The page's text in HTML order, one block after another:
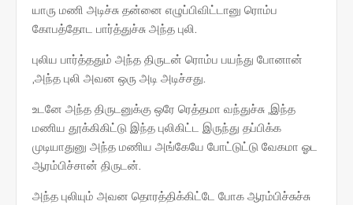
யாரு மணி அடிச்சு தன்னை எழுப்பிவிட்டானு ரொம்ப
கோபத்தோட பார்த்துச்சு அந்த புலி.
புலிய பார்த்ததும் அந்த திருடன் ரொம்ப பயந்து போனான்
,அந்த புலி அவன ஒரு அடி அடிச்சது.
உடனே அந்த திருடனுக்கு ஒரே ரெத்தமா வந்துச்சு ,இந்த
மணிய தூக்கிகிட்டு இந்த புலிகிட்ட இருந்து தப்பிக்க
முடியாதுனு அந்த மணிய அங்கேயே போட்டுட்டு வேகமா ஓட
ஆரம்பிச்சான் திருடன்.
அந்த புலியும் அவன தொரத்திக்கிட்டே போக ஆரம்பிச்சுச்சு